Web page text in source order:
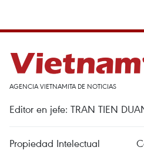
AGENCIA VIETNAMITA DE NOTICIAS
Editor en jefe: TRAN TIEN
Propiedad Intelectual